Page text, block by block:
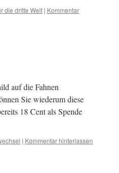
die dritte Welt | Kommentar
auf die Fahnen
Sie wiederum diese
18 Cent als Spende
| Kommentar hinterlassen